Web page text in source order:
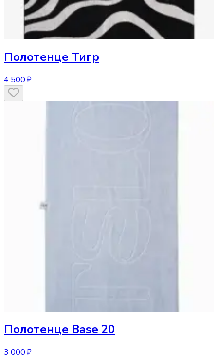
Полотенце Тигр
4 500 ₽
Полотенце Base 20
3 000 ₽